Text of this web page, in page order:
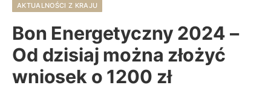
AKTUALNOŚCI Z KRAJU
Bon Energetyczny 2024 –
Od dzisiaj można złożyć
wniosek o 1200 zł